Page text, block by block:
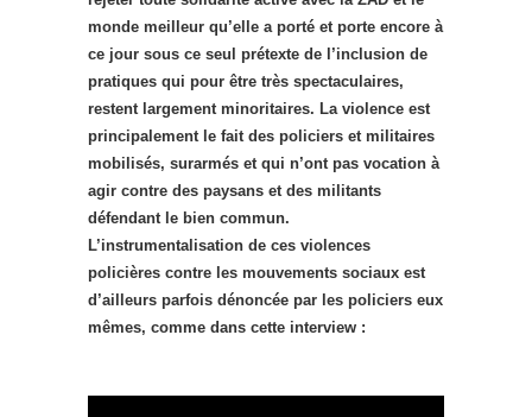
monde meilleur qu’elle a porté et porte encore à
ce jour sous ce seul prétexte de l’inclusion de
pratiques qui pour être très spectaculaires,
restent largement minoritaires. La violence est
principalement le fait des policiers et militaires
mobilisés, surarmés et qui n’ont pas vocation à
agir contre des paysans et des militants
défendant le bien commun.
L’instrumentalisation de ces violences
policières contre les mouvements sociaux est
d’ailleurs parfois dénoncée par les policiers eux
mêmes, comme dans cette interview :